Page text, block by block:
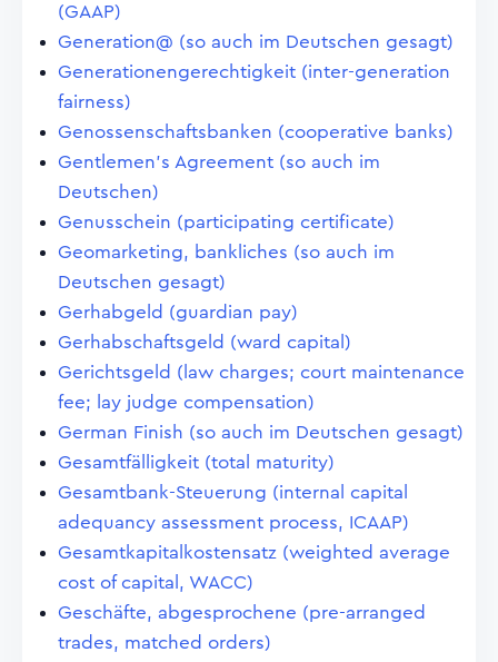
(GAAP)
Generation@ (so auch im Deutschen gesagt)
Generationengerechtigkeit (inter-generation
fairness)
Genossenschaftsbanken (cooperative banks)
Gentlemen's Agreement (so auch im
Deutschen)
Genusschein (participating certificate)
Geomarketing, bankliches (so auch im
Deutschen gesagt)
Gerhabgeld (guardian pay)
Gerhabschaftsgeld (ward capital)
Gerichtsgeld (law charges; court maintenance
fee; lay judge compensation)
German Finish (so auch im Deutschen gesagt)
Gesamtfälligkeit (total maturity)
Gesamtbank-Steuerung (internal capital
adequancy assessment process, ICAAP)
Gesamtkapitalkostensatz (weighted average
cost of capital, WACC)
Geschäfte, abgesprochene (pre-arranged
trades, matched orders)